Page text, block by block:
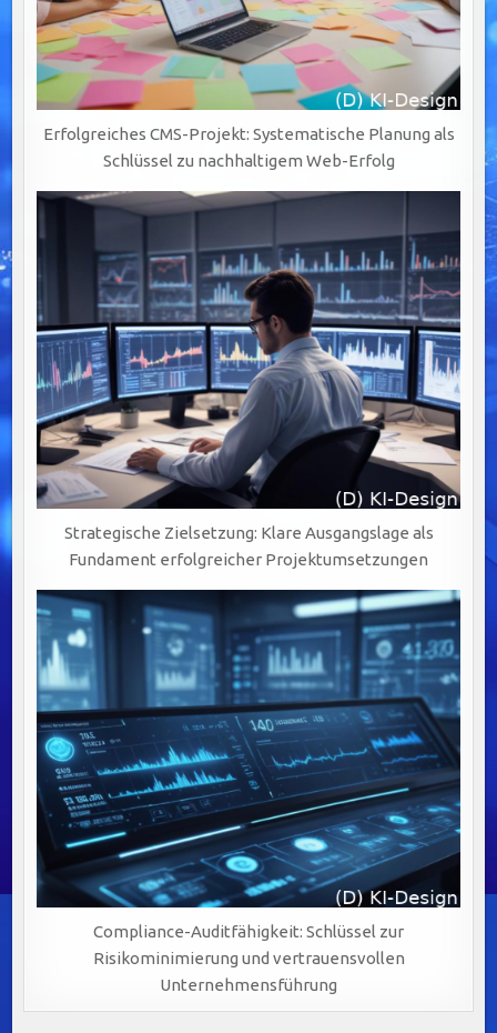
Erfolgreiches CMS-Projekt: Systematische Planung als
Schlüssel zu nachhaltigem Web-Erfolg
Strategische Zielsetzung: Klare Ausgangslage als
Fundament erfolgreicher Projektumsetzungen
Compliance-Auditfähigkeit: Schlüssel zur
Risikominimierung und vertrauensvollen
Unternehmensführung